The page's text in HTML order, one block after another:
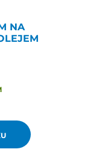
NA